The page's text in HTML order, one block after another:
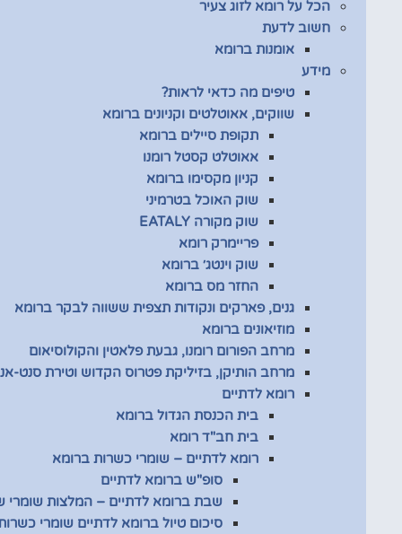
הכל על רומא לזוג צעיר
חשוב לדעת
אומנות ברומא
מידע
טיפים מה כדאי לראות?
שווקים, אאוטלטים וקניונים ברומא
תקופת סיילים ברומא
אאוטלט קסטל רומנו
קניון מקסימו ברומא
שוק האוכל בטרמיני
שוק מקורה EATALY
פריימרק רומא
שוק וינטג׳ ברומא
החזר מס ברומא
גנים, פארקים ונקודות תצפית ששווה לבקר ברומא
מוזיאונים ברומא
מרחב הפורום רומנו, גבעת פלאטין והקולוסיאום
מרחב הותיקן, בזיליקת פטרוס הקדוש וטירת סנט-
רומא לדתיים
בית הכנסת הגדול ברומא
בית חב"ד רומא
רומא לדתיים – שומרי כשרות ברומא
סופ"ש ברומא לדתיים
שבת ברומא לדתיים – המלצות שומרי
סיכום טיול ברומא לדתיים שומרי